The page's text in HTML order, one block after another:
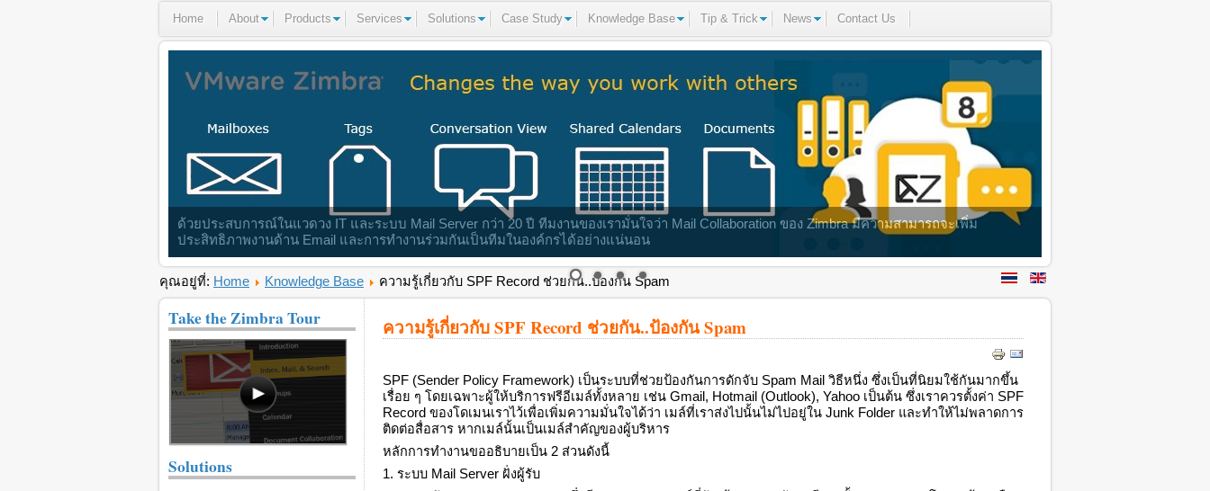
Home About Products Services Solutions Case Study Knowledge Base Tip & Trick News Contact Us
ด้วยประสบการณ์ในแวดวง IT และระบบ Mail Server กว่า 20 ปี ทีมงานของเรามั่นใจว่า Mail Collaboration ของ Zimbra มีความสามารถจะเพิ่ม
ประสิทธิภาพงานด้าน Email และการทำงานร่วมกันเป็นทีมในองค์กรได้อย่างแน่นอน
คุณอยู่ที่: Home Knowledge Base ความรู้เกี่ยวกับ SPF Record ช่วยกัน..ป้องกัน Spam
Take the Zimbra Tour
Solutions
ความรู้เกี่ยวกับ SPF Record ช่วยกัน..ป้องกัน Spam
SPF (Sender Policy Framework) เป็นระบบที่ช่วยป้องกันการดักจับ Spam Mail วิธีหนึ่ง ซึ่งเป็นที่นิยมใช้กันมากขึ้น
เรื่อย ๆ โดยเฉพาะผู้ให้บริการฟรีอีเมล์ทั้งหลาย เช่น Gmail, Hotmail (Outlook), Yahoo เป็นต้น ซึ่งเราควรตั้งค่า SPF
Record ของโดเมนเราไว้เพื่อเพิ่มความมั่นใจได้ว่า เมล์ที่เราส่งไปนั้นไม่ไปอยู่ใน Junk Folder และทำให้ไม่พลาดการ
ติดต่อสื่อสาร หากเมล์นั้นเป็นเมล์สำคัญของผู้บริหาร
หลักการทำงานขออธิบายเป็น 2 ส่วนดังนี้
1. ระบบ Mail Server ฝั่งผู้รับ